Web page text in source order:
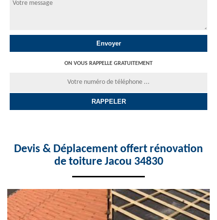
ON VOUS RAPPELLE GRATUITEMENT
Devis & Déplacement offert rénovation
de toiture Jacou 34830